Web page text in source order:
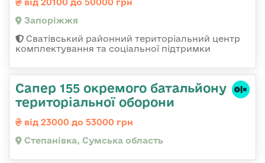
Запоріжжя
Сватівський районний територіальний центр
комплектування та соціальної підтримки
Сапер 155 окремого батальйону
територіальної оборони
від 23000 до 53000 грн
Степанівка, Сумська область